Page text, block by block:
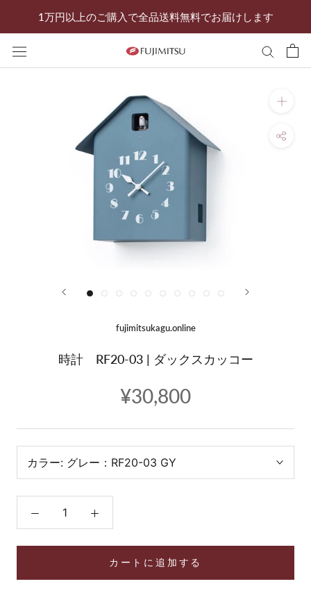
1万円以上のご購入で全品送料無料でお届けします
fujimitsukagu.online
時計 RF20-03 | ダックスカッコー
¥30,800
カラー: グレー：RF20-03 GY
カートに追加する